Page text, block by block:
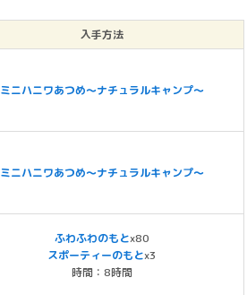
入手方法
ミニハニワあつめ～ナチュラルキャンプ～
ミニハニワあつめ～ナチュラルキャンプ～
ふわふわのもとx80
スポーティーのもとx3
時間：8時間